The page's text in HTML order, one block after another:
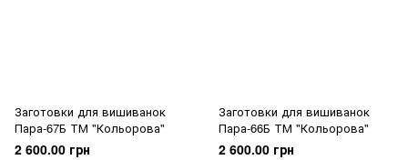
Заготовки для вишиванок
Пара-67Б ТМ "Кольорова"
2 600.00 грн
Заготовки для вишиванок
Пара-66Б ТМ "Кольорова"
2 600.00 грн